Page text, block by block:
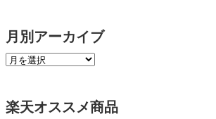
月別アーカイブ
楽天オススメ商品